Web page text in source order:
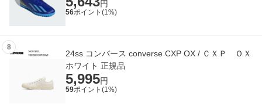
円
56ポイント(1%)
8
24ss コンバース converse CXP OX / ＣＸＰ ＯＸ
ホワイト 正規品
5,995円
59ポイント(1%)